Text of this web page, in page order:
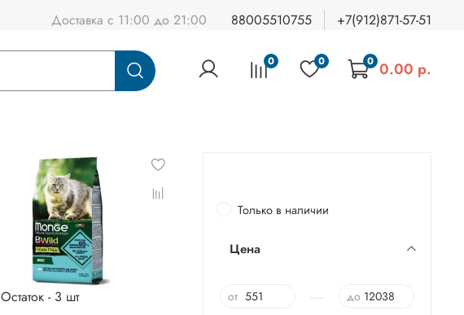
Доставка с 11:00 до 21:00 88005510755 +7(912)871-57-51
0 0 0 0.00 р.
Остаток - 3 шт
Только в наличии
Цена
от до